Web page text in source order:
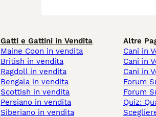
Gatti e Gattini in Vendita
Maine Coon in vendita
British in vendita
Ragdoll in vendita
Bengala in vendita
Scottish in vendita
Persiano in vendita
Siberiano in vendita
Altre
Cani in
Cani in
Cani in
Forum
Forum
Quiz: